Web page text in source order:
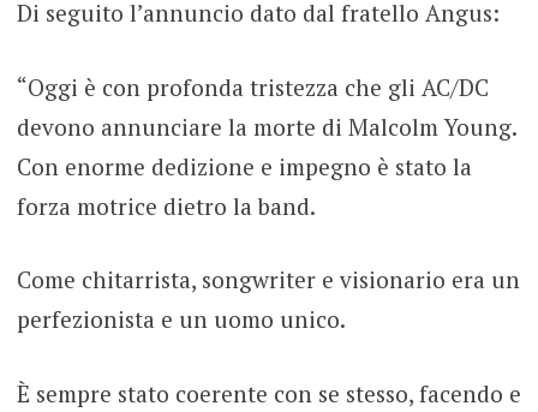
Di seguito l’annuncio dato dal fratello Angus:
“Oggi è con profonda tristezza che gli AC/DC
devono annunciare la morte di Malcolm Young.
Con enorme dedizione e impegno è stato la
forza motrice dietro la band.
Come chitarrista, songwriter e visionario era un
perfezionista e un uomo unico.
È sempre stato coerente con se stesso, facendo e